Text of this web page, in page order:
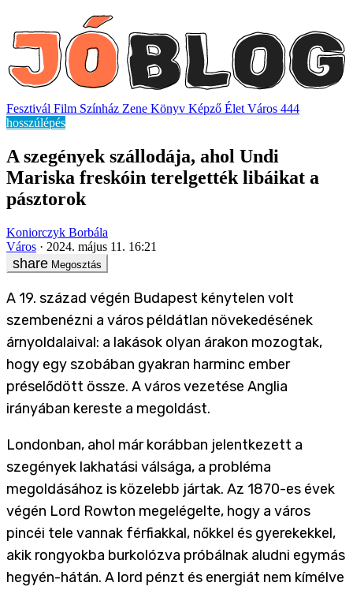
Fesztivál Film Színház Zene Könyv Képző Élet Város 444
hosszúlépés
A szegények szállodája, ahol Undi
Mariska freskóin terelgették libáikat a
pásztorok
Koniorczyk Borbála
Város
2024. május 11. 16:21
Megosztás
A 19. század végén Budapest kénytelen volt
szembenézni a város példátlan növekedésének
árnyoldalaival: a lakások olyan árakon mozogtak,
hogy egy szobában gyakran harminc ember
préselődött össze. A város vezetése Anglia
irányában kereste a megoldást.
Londonban, ahol már korábban jelentkezett a
szegények lakhatási válsága, a probléma
megoldásához is közelebb jártak. Az 1870-es évek
végén Lord Rowton megelégelte, hogy a város
pincéi tele vannak férfiakkal, nőkkel és gyerekekkel,
akik rongyokba burkolózva próbálnak aludni egymás
hegyén-hátán. A lord pénzt és energiát nem kímélve